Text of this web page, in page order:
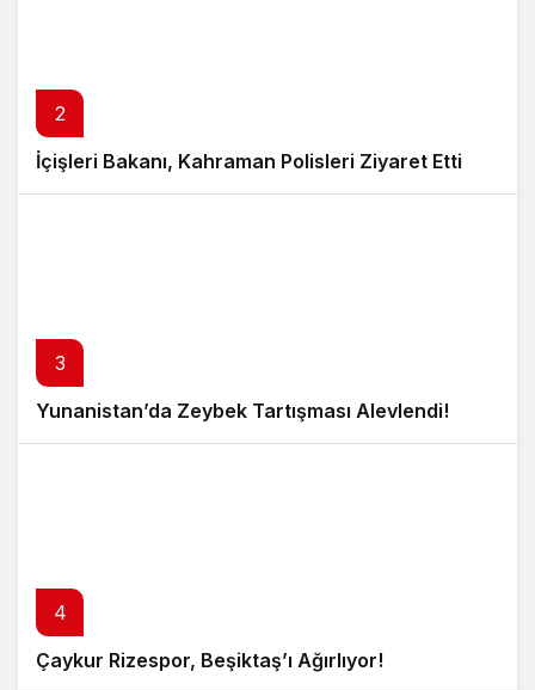
2
İçişleri Bakanı, Kahraman Polisleri Ziyaret Etti
3
Yunanistan’da Zeybek Tartışması Alevlendi!
4
Çaykur Rizespor, Beşiktaş’ı Ağırlıyor!